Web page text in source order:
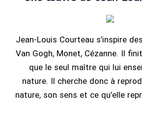
Jean-Louis Courteau s’inspire
Van Gogh, Monet, Cézanne. Il
que le seul maître qui lui
nature. Il cherche donc à
nature, son sens et ce qu’elle